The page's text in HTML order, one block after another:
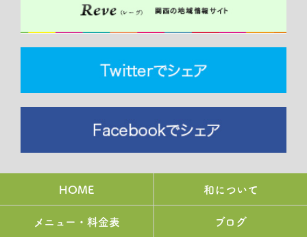
HOME 和について
メニュー・料金表 ブログ